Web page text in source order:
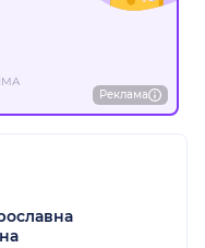
Реклама